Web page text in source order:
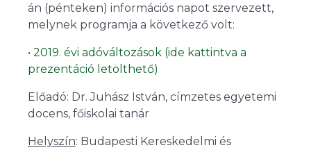
án (pénteken) információs napot szervezett,
melynek programja a következő volt:
• 2019. évi adóváltozások (ide kattintva a
prezentáció letölthető)
Előadó: Dr. Juhász István, címzetes egyetemi
docens, főiskolai tanár
Helyszín: Budapesti Kereskedelmi és